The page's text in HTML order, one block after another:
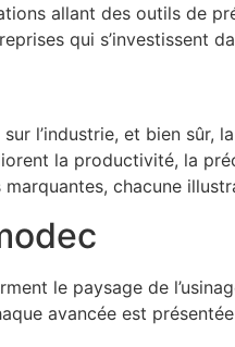
allant des outils de
qui s’investissent
l’industrie, et bien sûr, la
la productivité, la
chacune
le paysage de
avancée est